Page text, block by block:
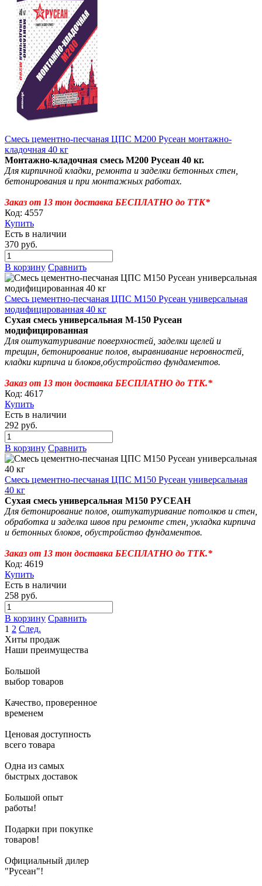
Смесь цементно-песчаная ЦПС М200 Русеан монтажно-
кладочная 40 кг
Монтажно-кладочная смесь М200 Русеан 40 кг.
Для кирпичной кладки, ремонта и заделки бетонных стен,
бетонирования и при монтажных работах.
Заказ от 13 тон доставка БЕСПЛАТНО до ТТК*
Код: 4557
Купить
Есть в наличии
370 руб.
В корзину Сравнить
Смесь цементно-песчаная ЦПС М150 Русеан универсальная
модифицированная 40 кг
Сухая смесь универсальная М-150 Русеан
модифицированная
Для оштукатуривание поверхностей, заделки щелей и
трещин, бетонирование полов, выравнивание неровностей,
кладки кирпича и блоков,обустройство фундаментов.
Заказ от 13 тон доставка БЕСПЛАТНО до ТТК.*
Код: 4617
Купить
Есть в наличии
292 руб.
В корзину Сравнить
Смесь цементно-песчаная ЦПС М150 Русеан универсальная
40 кг
Сухая смесь универсальная М150 РУСЕАН
Для бетонирование полов, оштукатуривание потолков и стен,
обработка и заделка швов при ремонте стен, укладка кирпича
и бетонных блоков, обустройство фундаментов.
Заказ от 13 тон доставка БЕСПЛАТНО до ТТК.*
Код: 4619
Купить
Есть в наличии
258 руб.
В корзину Сравнить
1 2 След.
Хиты продаж
Наши преимущества
Большой
выбор товаров
Качество, проверенное
временем
Ценовая доступность
всего товара
Одна из самых
быстрых доставок
Большой опыт
работы!
Подарки при покупке
товаров!
Официальный дилер
"Русеан"!